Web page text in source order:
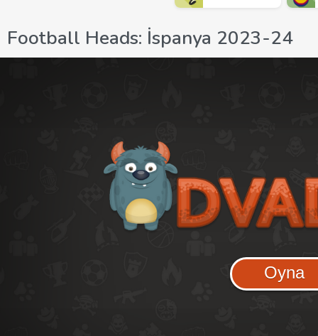
Football Heads: İspanya 2023-24
Oyna